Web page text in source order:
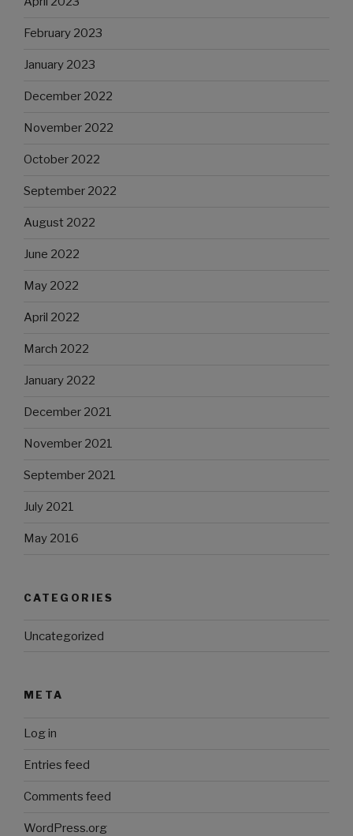
February 2023
January 2023
December 2022
November 2022
October 2022
September 2022
August 2022
June 2022
May 2022
April 2022
March 2022
January 2022
December 2021
November 2021
September 2021
July 2021
May 2016
CATEGORIES
Uncategorized
META
Log in
Entries feed
Comments feed
WordPress.org